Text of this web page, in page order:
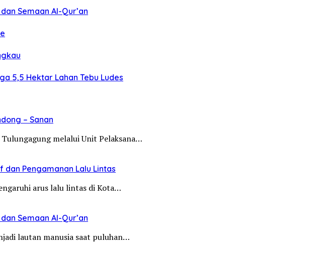
Semaan Al-Qur’an
5,5 Hektar Lahan Tebu Ludes
– Sanan
Tulungagung melalui Unit Pelaksana…
Pengamanan Lalu Lintas
arus lalu lintas di Kota…
Semaan Al-Qur’an
lautan manusia saat puluhan…